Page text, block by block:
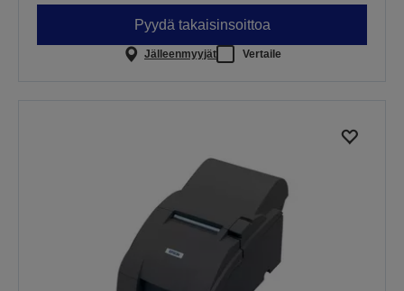
Pyydä takaisinsoittoa
Jälleenmyyjät Vertaile